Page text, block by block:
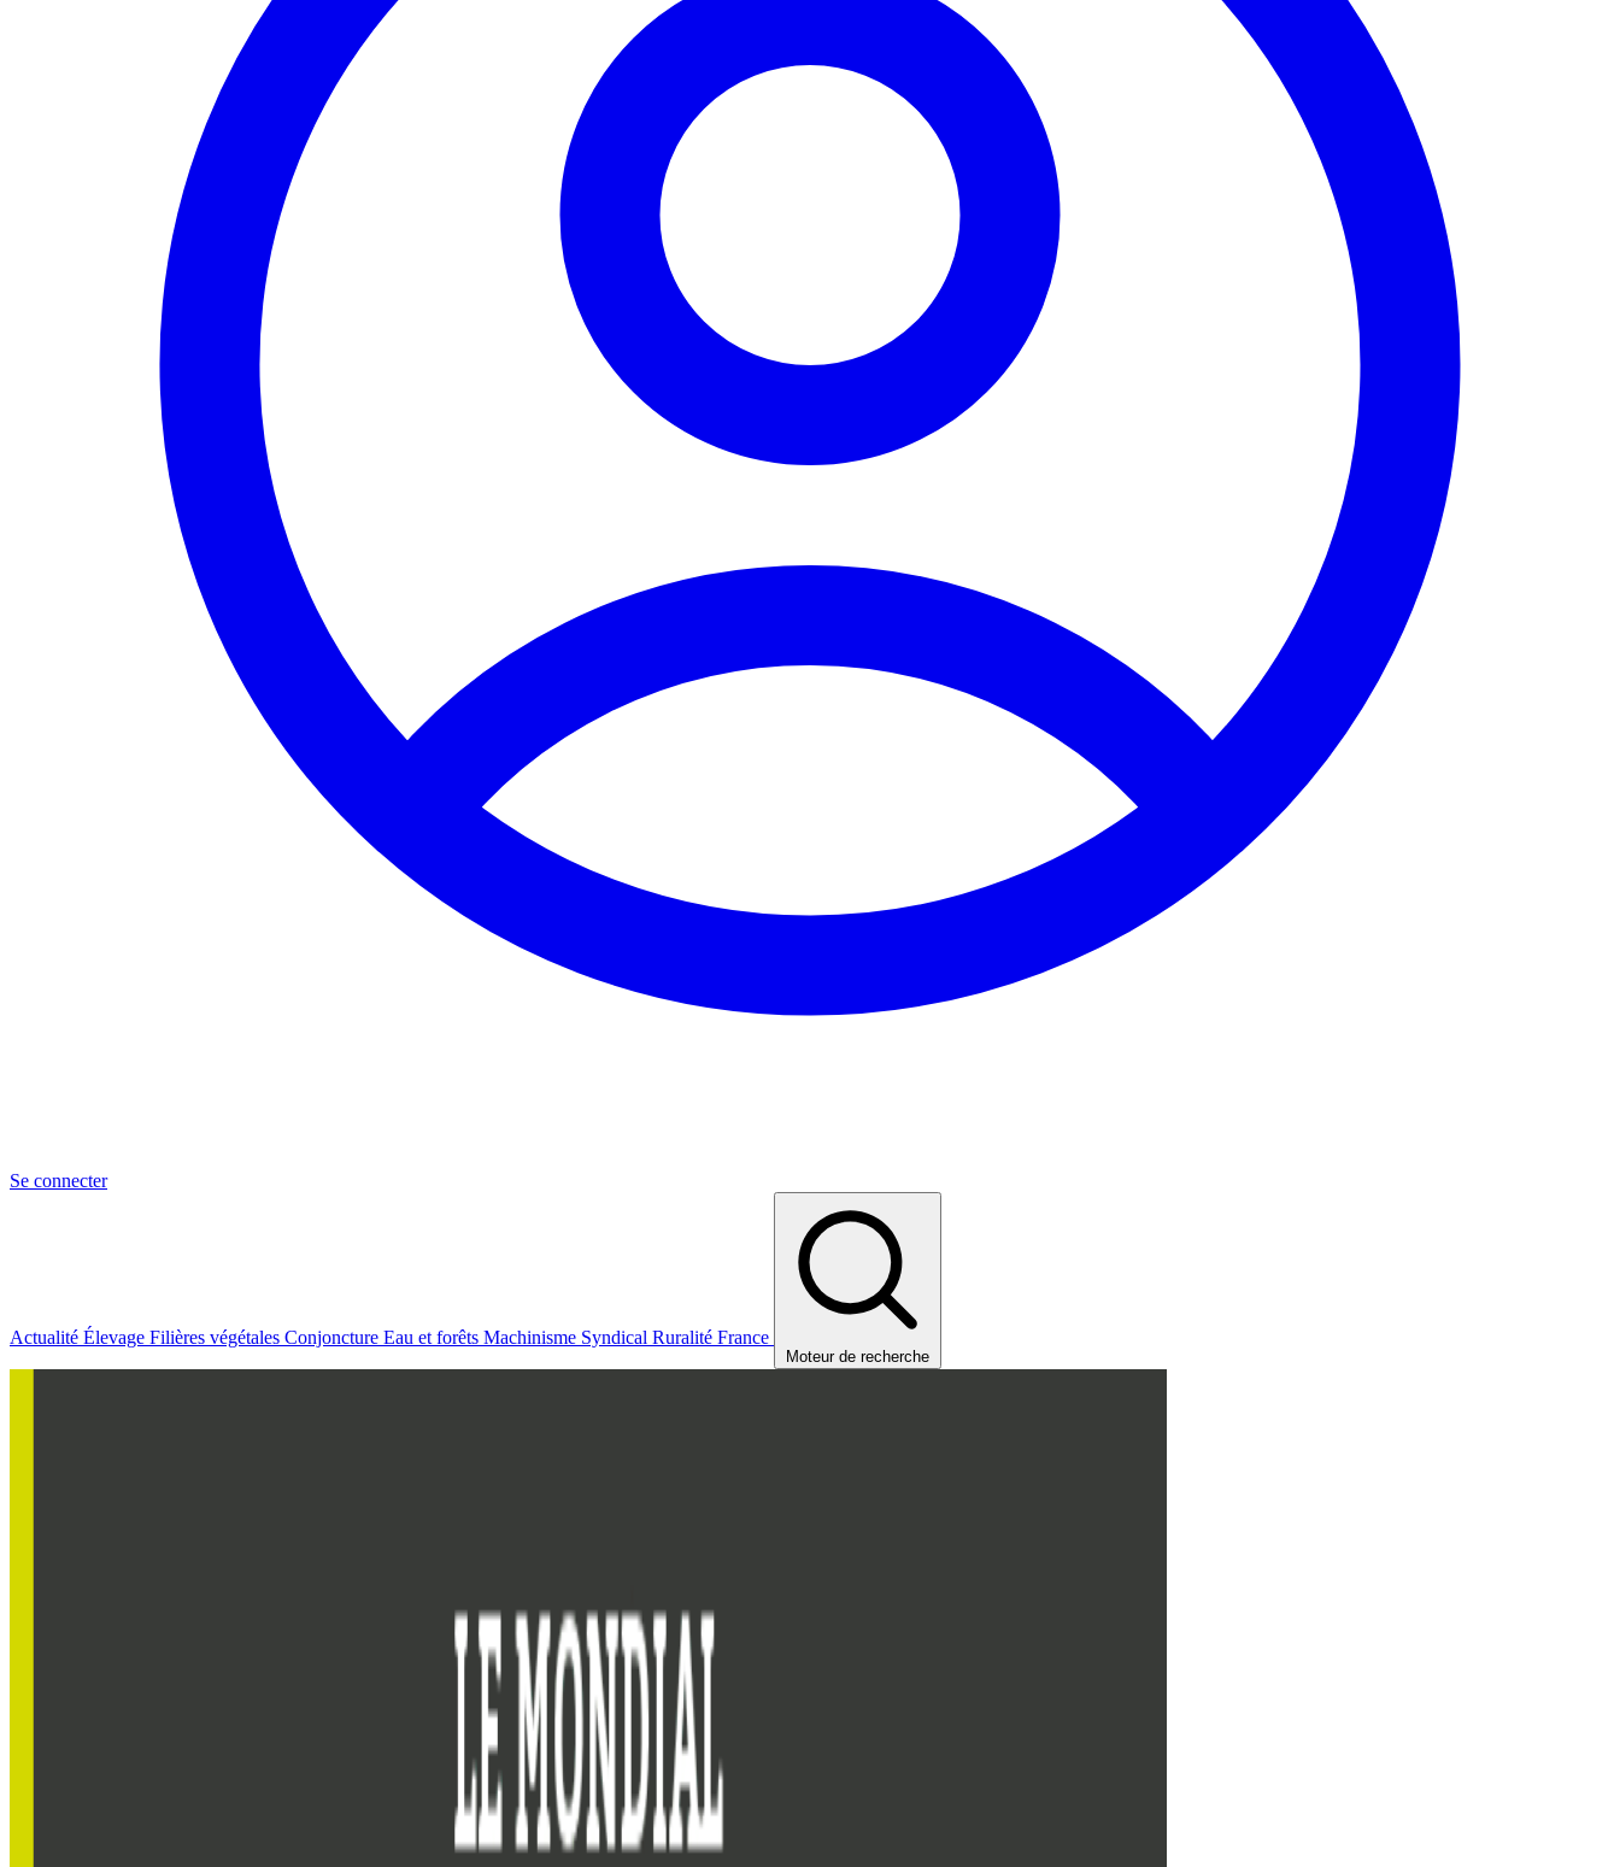
Se connecter
Actualité Élevage Filières végétales Conjoncture Eau et forêts Machinisme Syndical Ruralité France
Moteur de recherche